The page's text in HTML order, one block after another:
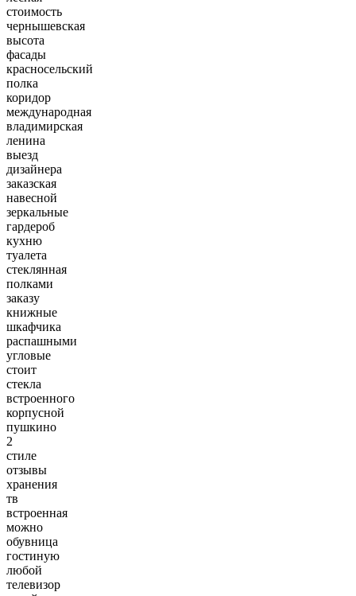
стоимость
чернышевская
высота
фасады
красносельский
полка
коридор
международная
владимирская
ленина
выезд
дизайнера
заказская
навесной
зеркальные
гардероб
кухню
туалета
стеклянная
полками
заказу
книжные
шкафчика
распашными
угловые
стоит
стекла
встроенного
корпусной
пушкино
2
стиле
отзывы
хранения
тв
встроенная
можно
обувница
гостиную
любой
телевизор